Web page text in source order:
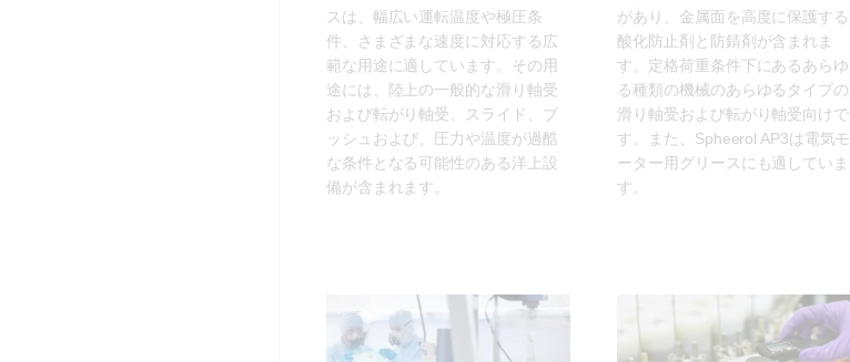
スは、幅広い運転温度や極圧条
件、さまざまな速度に対応する広
範な用途に適しています。その用
途には、陸上の一般的な滑り軸受
および転がり軸受、スライド、ブ
ッシュおよび、圧力や温度が過酷
な条件となる可能性のある洋上設
備が含まれます。
があり、金属面を高度に保護する
酸化防止剤と防錆剤が含まれま
す。定格荷重条件下にあるあらゆ
る種類の機械のあらゆるタイプの
滑り軸受および転がり軸受向けで
す。また、Spheerol AP3は電気モ
ーター用グリースにも適していま
す。